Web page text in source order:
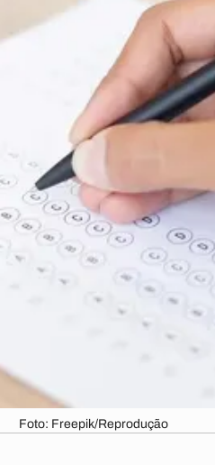
Foto: Freepik/Reprodução